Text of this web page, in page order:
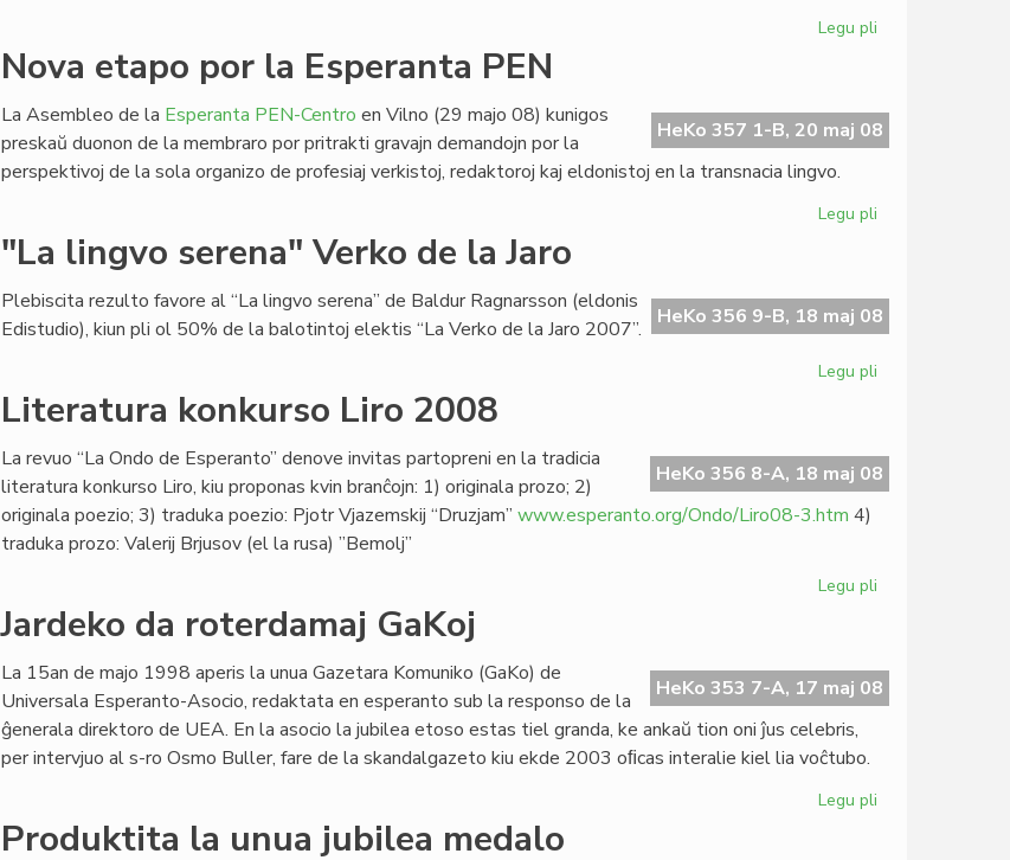
Legu pli
Mladenov
Nova etapo por la Esperanta PEN
HeKo 357 1-B, 20 maj 08
La Asembleo de la Esperanta PEN-Centro en Vilno (29 majo 08) kunigos
preskaŭ duonon de la membraro por pritrakti gravajn demandojn por la
perspektivoj de la sola organizo de profesiaj verkistoj, redaktoroj kaj eldonistoj en la transnacia lingvo.
Legu pli
la
Esperanta
"La lingvo serena" Verko de la Jaro
HeKo 356 9-B, 18 maj 08
Plebiscita rezulto favore al “La lingvo serena” de Baldur Ragnarsson (eldonis
Edistudio), kiun pli ol 50% de la balotintoj elektis “La Verko de la Jaro 2007”.
Legu pli
Verko
de
Literatura konkurso Liro 2008
HeKo 356 8-A, 18 maj 08
La revuo “La Ondo de Esperanto” denove invitas partopreni en la tradicia
literatura konkurso Liro, kiu proponas kvin branĉojn: 1) originala prozo; 2)
originala poezio; 3) traduka poezio: Pjotr Vjazemskij “Druzjam” www.esperanto.org/Ondo/Liro08-3.htm 4)
traduka prozo: Valerij Brjusov (el la rusa) ”Bemolj”
Legu pli
2008
Jardeko da roterdamaj GaKoj
HeKo 353 7-A, 17 maj 08
La 15an de majo 1998 aperis la unua Gazetara Komuniko (GaKo) de
Universala Esperanto-Asocio, redaktata en esperanto sub la responso de la
ĝenerala direktoro de UEA. En la asocio la jubilea etoso estas tiel granda, ke ankaŭ tion oni ĵus celebris,
per intervjuo al s-ro Osmo Buller, fare de la skandalgazeto kiu ekde 2003 oﬁcas interalie kiel lia voĉtubo.
Legu pli
Produktita la unua jubilea medalo